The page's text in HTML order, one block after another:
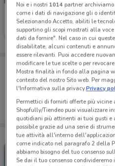
Einhell
Scade il 31/12 1.1 km
Porta DoveConviene
Puoi trovare le
salvarle e creare la
dal tuo cellulare.
Noi e i nostri 1014partner
come i dati di navigazione gli o
Selezionando Accetto, abiliti le
supportino gli scopi mostrati alla
dati da fornire". Nel caso in cui
disabilitate, alcuni contenuti e
essere rilevanti. Puoi accedere
modificare le tue scelte o per
Mostra finalità in fondo alla pagina
contesto del nostro Sito web. Per
l'Informativa sulla privacy.Privacy
Permettici di fornirti offerte più vicine
Shopfully/Tiendeo puoi visualizzare
quotidiani più attinenti ai tuoi gusti e
possibile grazie ad una serie di
tue attività all'interno
come indicato nel paragrafo 2 della
abbiamo bisogno del tuo consenso
Se dai il tuo consenso